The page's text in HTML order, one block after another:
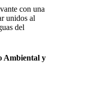
con una
unidos al
del
Ambiental y